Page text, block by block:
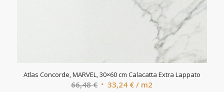
Atlas Concorde, MARVEL, 30×60 cm Calacatta Extra Lappato
66,48€ Algne
33,24 €Current
/ m2